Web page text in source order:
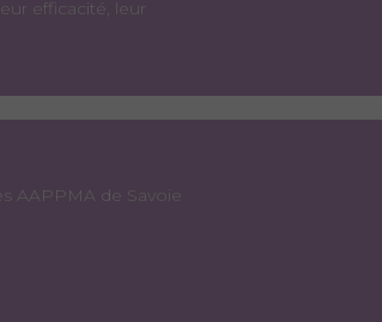
efficacité, leur
AAPPMA de Savoie